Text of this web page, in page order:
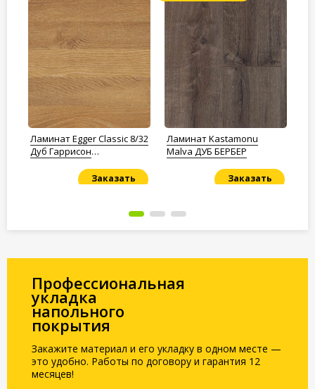
Ламинат Egger Classic 8/32
Дуб Гаррисон
Заказать
Ламинат Kastamonu
Malva ДУБ БЕРБЕР
Заказать
Профессиональная
укладка
напольного
покрытия
Закажите материал и его укладку в одном месте —
это удобно. Работы по договору и гарантия 12
месяцев!